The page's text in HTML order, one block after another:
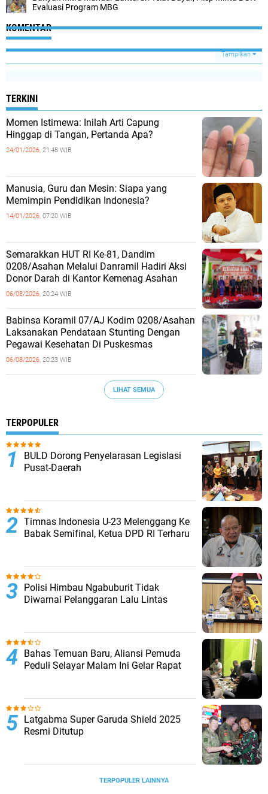
Evaluasi Program MBG
KOMENTAR
Tampilkan
TERKINI
Momen Istimewa: Inilah Arti Capung
Hinggap di Tangan, Pertanda Apa?
24/01/2026, 21:48 WIB
Manusia, Guru dan Mesin: Siapa yang
Memimpin Pendidikan Indonesia?
14/01/2026, 07:20 WIB
Semarakkan HUT RI Ke-81, Dandim
0208/Asahan Melalui Danramil Hadiri Aksi
Donor Darah di Kantor Kemenag Asahan
06/08/2026, 20:24 WIB
Babinsa Koramil 07/AJ Kodim 0208/Asahan
Laksanakan Pendataan Stunting Dengan
Pegawai Kesehatan Di Puskesmas
06/08/2026, 20:23 WIB
LIHAT SEMUA
TERPOPULER
BULD Dorong Penyelarasan Legislasi
Pusat-Daerah
Timnas Indonesia U-23 Melenggang Ke
Babak Semifinal, Ketua DPD RI Terharu
Polisi Himbau Ngabuburit Tidak
Diwarnai Pelanggaran Lalu Lintas
Bahas Temuan Baru, Aliansi Pemuda
Peduli Selayar Malam Ini Gelar Rapat
Latgabma Super Garuda Shield 2025
Resmi Ditutup
TERPOPULER LAINNYA